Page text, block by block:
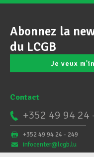
Abonnez la
du LCGB
Je veux
Contact
+352 49 94 24
+352 49 94 24 - 249
infocenter@lcgb.lu